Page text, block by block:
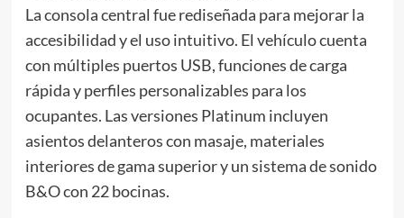
La consola central fue rediseñada para mejorar la
accesibilidad y el uso intuitivo. El vehículo cuenta
con múltiples puertos USB, funciones de carga
rápida y perfiles personalizables para los
ocupantes. Las versiones Platinum incluyen
asientos delanteros con masaje, materiales
interiores de gama superior y un sistema de sonido
B&O con 22 bocinas.